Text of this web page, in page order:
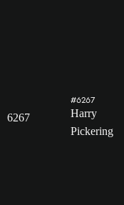
6267
#6267
Harry
Pickering